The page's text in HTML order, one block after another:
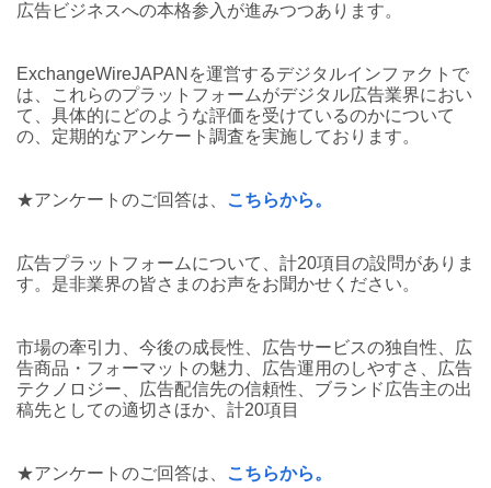
広告ビジネスへの本格参入が進みつつあります。
ExchangeWireJAPANを運営するデジタルインファクトで
は、これらのプラットフォームがデジタル広告業界におい
て、具体的にどのような評価を受けているのかについて
の、定期的なアンケート調査を実施しております。
★アンケートのご回答は、 こちらから。
広告プラットフォームについて、計20項目の設問がありま
す。是非業界の皆さまのお声をお聞かせください。
市場の牽引力、今後の成長性、広告サービスの独自性、広
告商品・フォーマットの魅力、広告運用のしやすさ、広告
テクノロジー、広告配信先の信頼性、ブランド広告主の出
稿先としての適切さほか、計20項目
★アンケートのご回答は、 こちらから。